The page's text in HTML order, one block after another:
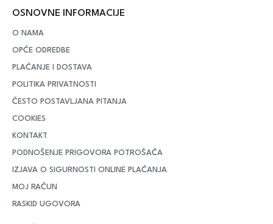
OSNOVNE INFORMACIJE
O NAMA
OPĆE ODREDBE
PLAĆANJE I DOSTAVA
POLITIKA PRIVATNOSTI
ČESTO POSTAVLJANA PITANJA
COOKIES
KONTAKT
PODNOŠENJE PRIGOVORA POTROŠAČA
IZJAVA O SIGURNOSTI ONLINE PLAĆANJA
MOJ RAČUN
RASKID UGOVORA